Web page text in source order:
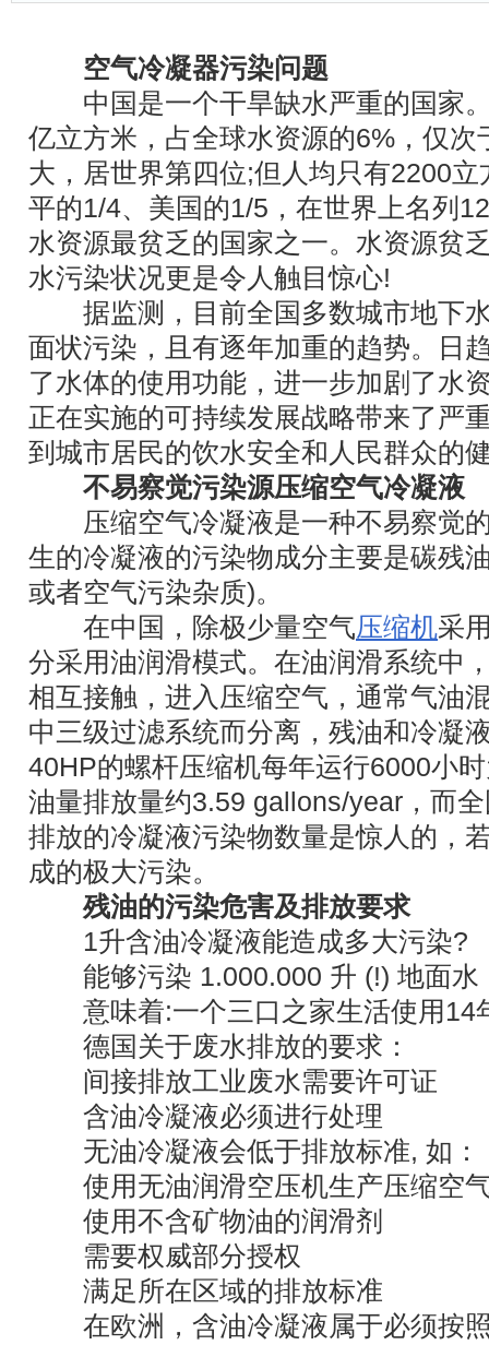
空气冷凝器污染问题
中国是一个干旱缺水严重的国家。
亿立方米，占全球水资源的6%，仅次
大，居世界第四位;但人均只有2200
平的1/4、美国的1/5，在世界上名列
水资源最贫乏的国家之一。水资源贫
水污染状况更是令人触目惊心!
据监测，目前全国多数城市地下水
面状污染，且有逐年加重的趋势。日
了水体的使用功能，进一步加剧了水
正在实施的可持续发展战略带来了严
到城市居民的饮水安全和人民群众的
不易察觉污染源压缩空气冷凝液
压缩空气冷凝液是一种不易察觉的
生的冷凝液的污染物成分主要是碳残
或者空气污染杂质)。
在中国，除极少量空气压缩机采
分采用油润滑模式。在油润滑系统中
相互接触，进入压缩空气，通常气油
中三级过滤系统而分离，残油和冷凝
40HP的螺杆压缩机每年运行6000小
油量排放量约3.59 gallons/year，而
排放的冷凝液污染物数量是惊人的，
成的极大污染。
残油的污染危害及排放要求
1升含油冷凝液能造成多大污染?
能够污染 1.000.000 升 (!) 地面水
意味着:一个三口之家生活使用14
德国关于废水排放的要求：
间接排放工业废水需要许可证
含油冷凝液必须进行处理
无油冷凝液会低于排放标准, 如：
使用无油润滑空压机生产压缩空
使用不含矿物油的润滑剂
需要权威部分授权
满足所在区域的排放标准
在欧洲，含油冷凝液属于必须按